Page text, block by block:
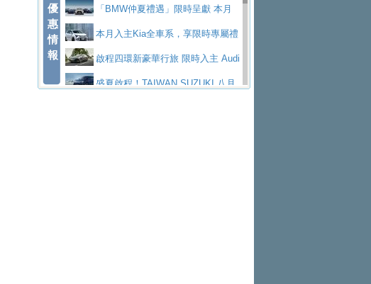
Polo GTI，擁有226匹馬力和零百加速 6.8
秒的實力
Jaguar 公布四門 GT車款正式車名
為JAGUAR TYPE 01
終於跟上進度，LEXUS發表首款三
排六座純電旗艦休旅 TZ
有錢也買不到的Golf R！福斯打造
全新Golf R 24h賽車將挑戰紐柏林24小時耐
SKODA公布全新小型純電跨界休旅
低入手價 $60,900 起 省油ｘ安全ｘ大空間
陪爸爸輕鬆
福斯商旅挺頭家 推出「德系質感 精
算圓夢」專案和運租車榮獲國家品牌玉山獎 以智
慧移動與綠能創新
Volvo Trucks 承諾成為高科技供應
鏈的可靠夥伴XFORCE攜手臺南祀典大天后宮 試
優
惠
情
報
案」 以匠人精神煥新珍品座駕
「BMW仲夏禮遇」限時呈獻 本月
入主即享尊榮豪華五星假期 多元優購方案
同步實施
本月入主Kia全車系，享限時專屬禮
遇 啟程四環新豪華行旅 限時入主 Audi
A6 旗艦陣容 低月付5,888元起及3 年乙式險
盛夏啟程！TAIWAN SUZUKI 八月